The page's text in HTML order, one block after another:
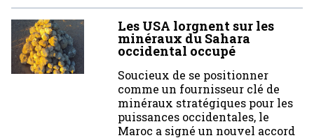
Les USA lorgnent sur les
minéraux du Sahara
occidental occupé
Soucieux de se positionner
comme un fournisseur clé de
minéraux stratégiques pour les
puissances occidentales, le
Maroc a signé un nouvel accord